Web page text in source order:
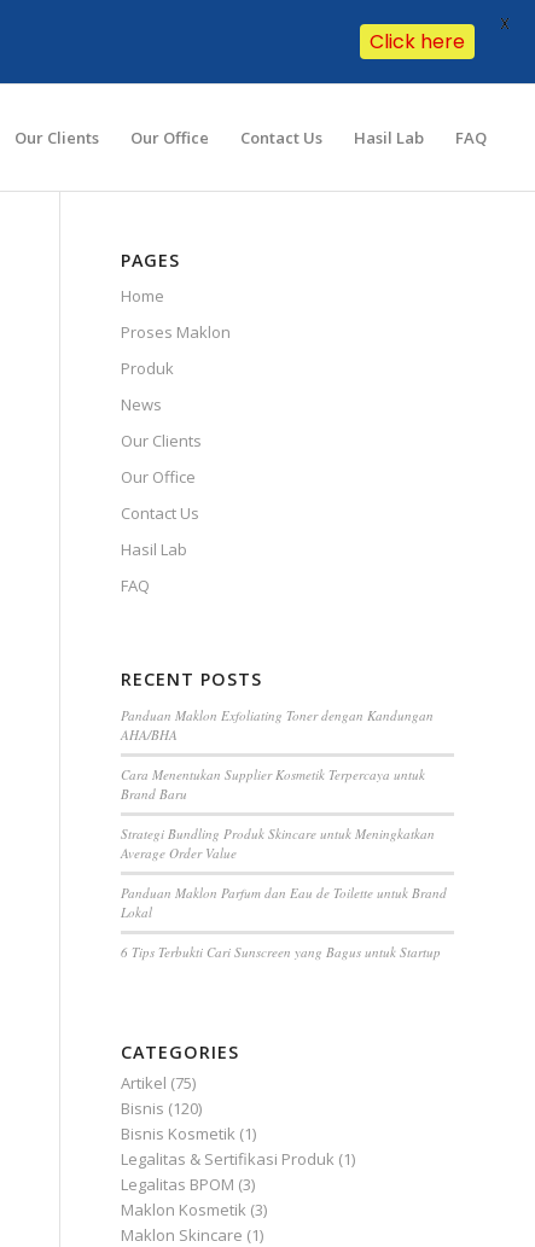
Our Clients Our Office Contact Us Hasil Lab FAQ
PAGES
Home
Proses Maklon
Produk
News
Our Clients
Our Office
Contact Us
Hasil Lab
FAQ
RECENT POSTS
Panduan Maklon Exfoliating Toner dengan Kandungan
AHA/BHA
Cara Menentukan Supplier Kosmetik Terpercaya untuk
Brand Baru
Strategi Bundling Produk Skincare untuk Meningkatkan
Average Order Value
Panduan Maklon Parfum dan Eau de Toilette untuk Brand
Lokal
6 Tips Terbukti Cari Sunscreen yang Bagus untuk Startup
CATEGORIES
Artikel (75)
Bisnis (120)
Bisnis Kosmetik (1)
Legalitas & Sertifikasi Produk (1)
Legalitas BPOM (3)
Maklon Kosmetik (3)
Maklon Skincare (1)
Click here
X